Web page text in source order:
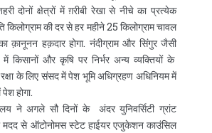
दोनों क्षेत्रों में ग़रीबी रेखा से नीचे का प्रत्येक
किलोग्राम की दर से हर महीने 25 किलोग्राम चावल
क़ानूनन हक़दार होगा. नंदीग्राम और सिंगुर जैसी
किसानों और कृषि पर निर्भर अन्य व्यक्तियों के
के लिए संसद में पेश भूमि अधिग्रहण अधिनियम में
होगा.
ने अगले सौ दिनों के अंदर युनिवर्सिटी ग्रांट
मदद से ऑटोनोमस स्टेट हाईयर एजुकेशन काउंसिल